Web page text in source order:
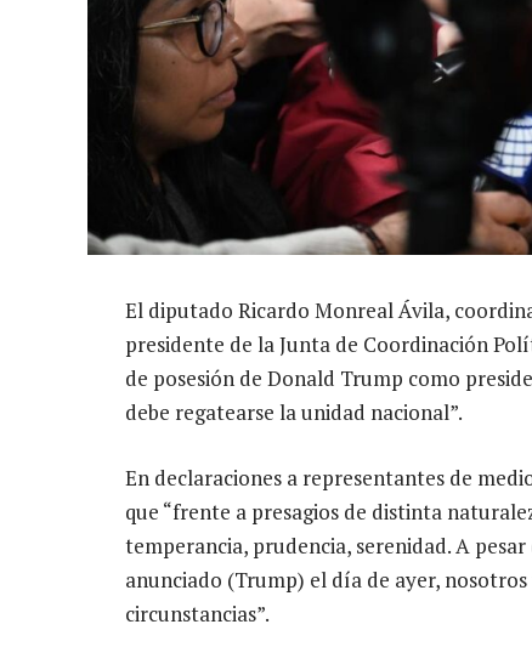
El diputado Ricardo Monreal Ávila,
presidente de la Junta de Coordinación
de posesión de Donald Trump como
debe regatearse la unidad nacional”.
En declaraciones a representantes de
que “frente a presagios de distinta
temperancia, prudencia, serenidad. A
anunciado (Trump) el día de ayer,
circunstancias”.